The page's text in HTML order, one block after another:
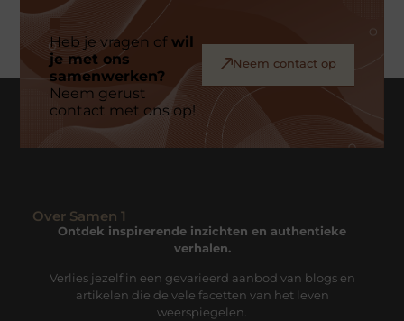
Heb je vragen ofwil
je met ons
samenwerken?
Neem gerust
contact met ons op!
Neem contact op
Over Samen 1
Ontdek inspirerende inzichten en authentieke
verhalen.
Verlies jezelf in een gevarieerd aanbod van blogs en
artikelen die de vele facetten van het leven
weerspiegelen.